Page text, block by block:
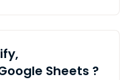
Sheets ?